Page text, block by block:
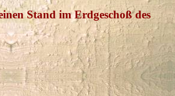
Stand im Erdgeschoß des